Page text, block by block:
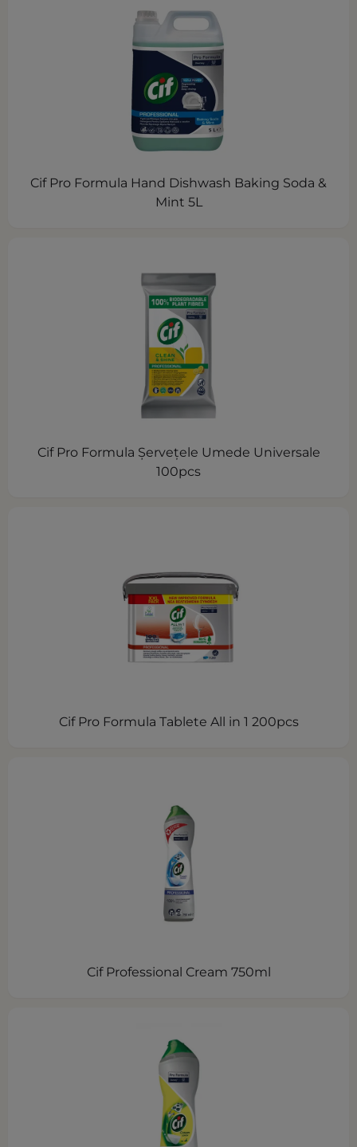
Cif Pro Formula Hand Dishwash Baking Soda &
Mint 5L
Cif Pro Formula Șervețele Umede Universale
100pcs
Cif Pro Formula Tablete All in 1 200pcs
Cif Professional Cream 750ml